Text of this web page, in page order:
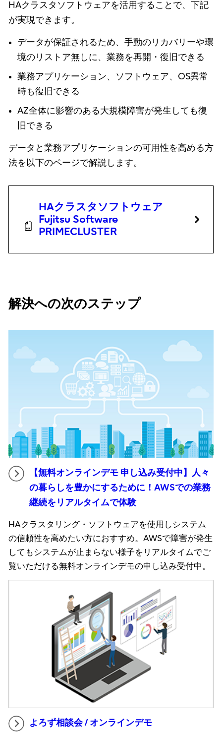
HAクラスタソフトウェアを活用することで、下記
が実現できます。
データが保証されるため、手動のリカバリーや環
境のリストア無しに、業務を再開・復旧できる
業務アプリケーション、ソフトウェア、OS異常
時も復旧できる
AZ全体に影響のある大規模障害が発生しても復
旧できる
データと業務アプリケーションの可用性を高める方
法を以下のページで解説します。
HAクラスタソフトウェア
Fujitsu Software
PRIMECLUSTER
解決への次のステップ
【無料オンラインデモ 申し込み受付中】人々
の暮らしを豊かにするために！AWSでの業務
継続をリアルタイムで体験
HAクラスタリング・ソフトウェアを使用しシステム
の信頼性を高めたい方におすすめ。AWSで障害が発生
してもシステムが止まらない様子をリアルタイムでご
覧いただける無料オンラインデモの申し込み受付中。
よろず相談会 / オンラインデモ